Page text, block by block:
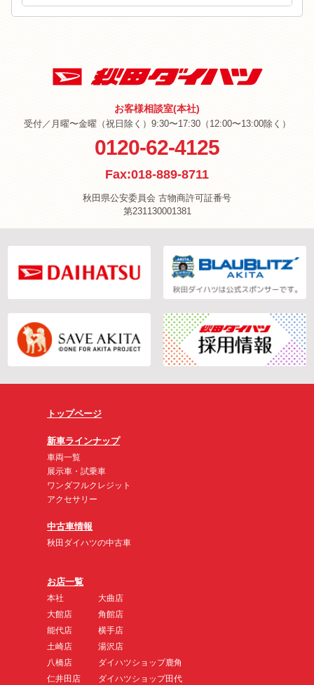
お客様相談室(本社)
受付／月曜〜金曜（祝日除く）9:30〜17:30（12:00〜13:00除く）
0120-62-4125
Fax:018-889-8711
秋田県公安委員会 古物商許可証番号
第231130001381
トップページ
新車ラインナップ
車両一覧
展示車・試乗車
ワンダフルクレジット
アクセサリー
中古車情報
秋田ダイハツの中古車
お店一覧
本社
大館店
能代店
土崎店
八橋店
仁井田店
大曲店
角館店
横手店
湯沢店
ダイハツショップ鹿角
ダイハツショップ田代